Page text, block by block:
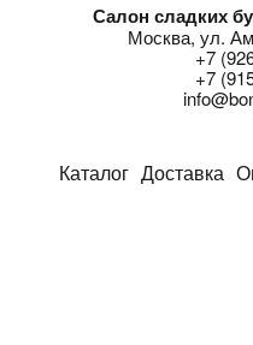
Салон сладких
Москва, ул.
+7
+7
Каталог Доставка